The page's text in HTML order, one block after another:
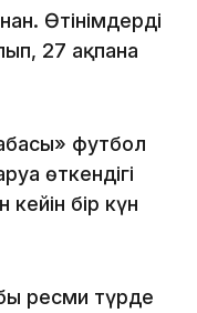
Өтінімдерді
27 ақпанға
футбол
өткендігі
кейін бір күн
ресми түрде